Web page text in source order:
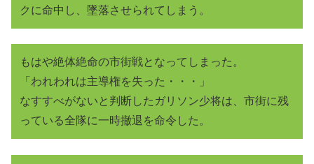
クに命中し、墜落させられてしまう。
もはや絶体絶命の市街戦となってしまった。
「われわれは主導権を失った・・・」
なすすべがないと判断したガリソン少将は、市街に残
っている全隊に一時撤退を命令した。